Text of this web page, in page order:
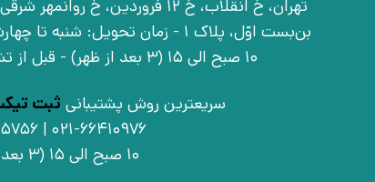
بن‌بست اوّل، پلاک 1 - زمان تحویل:
10 صبح الی 15 (3 بعد از ظهر) - قبل از تشریف آوردن تماس بگیرید
سریعترین روش پشتیبانی ثبت
10 صبح الی 15 (3 بعد از ظهر)